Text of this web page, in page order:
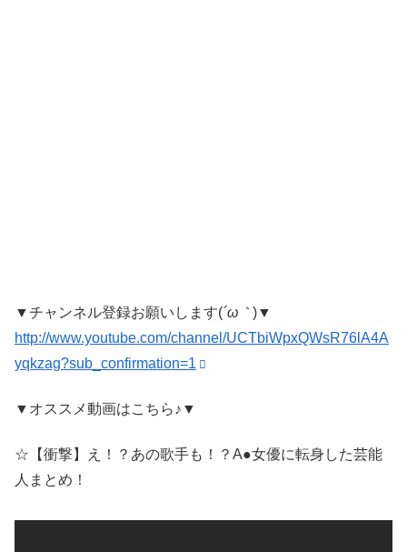
▼チャンネル登録お願いします(´ω｀ )▼
http://www.youtube.com/channel/UCTbiWpxQWsR76lA4A
yqkzag?sub_confirmation=1
▼オススメ動画はこちら♪▼
☆【衝撃】え！？あの歌手も！？A●女優に転身した芸能
人まとめ！